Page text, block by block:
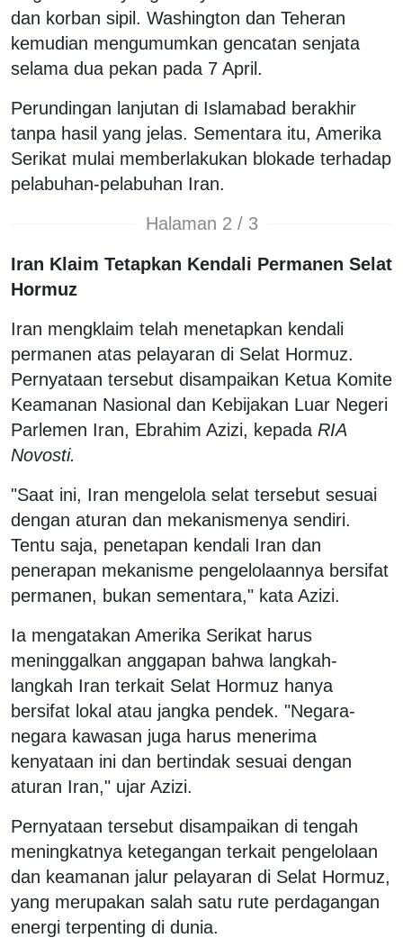
dan korban sipil. Washington dan Teheran
kemudian mengumumkan gencatan senjata
selama dua pekan pada 7 April.
Perundingan lanjutan di Islamabad berakhir
tanpa hasil yang jelas. Sementara itu, Amerika
Serikat mulai memberlakukan blokade terhadap
pelabuhan-pelabuhan Iran.
Halaman 2 / 3
Iran Klaim Tetapkan Kendali Permanen Selat
Hormuz
Iran mengklaim telah menetapkan kendali
permanen atas pelayaran di Selat Hormuz.
Pernyataan tersebut disampaikan Ketua Komite
Keamanan Nasional dan Kebijakan Luar Negeri
Parlemen Iran, Ebrahim Azizi, kepada RIA
Novosti.
"Saat ini, Iran mengelola selat tersebut sesuai
dengan aturan dan mekanismenya sendiri.
Tentu saja, penetapan kendali Iran dan
penerapan mekanisme pengelolaannya bersifat
permanen, bukan sementara," kata Azizi.
Ia mengatakan Amerika Serikat harus
meninggalkan anggapan bahwa langkah-
langkah Iran terkait Selat Hormuz hanya
bersifat lokal atau jangka pendek. "Negara-
negara kawasan juga harus menerima
kenyataan ini dan bertindak sesuai dengan
aturan Iran," ujar Azizi.
Pernyataan tersebut disampaikan di tengah
meningkatnya ketegangan terkait pengelolaan
dan keamanan jalur pelayaran di Selat Hormuz,
yang merupakan salah satu rute perdagangan
energi terpenting di dunia.